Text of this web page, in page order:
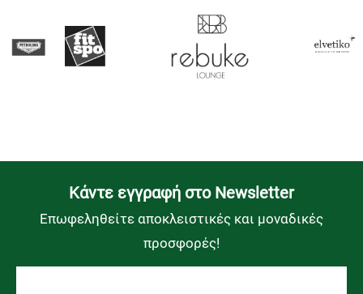
Kάντε εγγραφή στο Newsletter
Επωφεληθείτε αποκλειστικές και μοναδικές
προσφορές!